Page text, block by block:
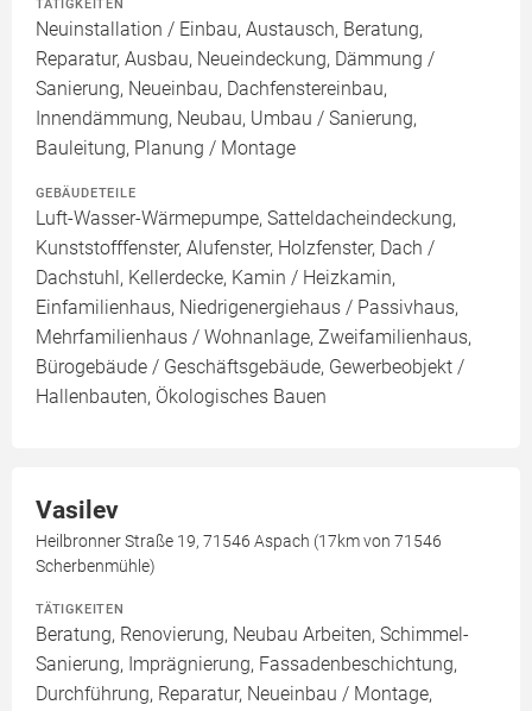
TÄTIGKEITEN
Neuinstallation / Einbau, Austausch, Beratung,
Reparatur, Ausbau, Neueindeckung, Dämmung /
Sanierung, Neueinbau, Dachfenstereinbau,
Innendämmung, Neubau, Umbau / Sanierung,
Bauleitung, Planung / Montage
GEBÄUDETEILE
Luft-Wasser-Wärmepumpe, Satteldacheindeckung,
Kunststofffenster, Alufenster, Holzfenster, Dach /
Dachstuhl, Kellerdecke, Kamin / Heizkamin,
Einfamilienhaus, Niedrigenergiehaus / Passivhaus,
Mehrfamilienhaus / Wohnanlage, Zweifamilienhaus,
Bürogebäude / Geschäftsgebäude, Gewerbeobjekt /
Hallenbauten, Ökologisches Bauen
Vasilev
Heilbronner Straße 19, 71546 Aspach (17km von 71546
Scherbenmühle)
TÄTIGKEITEN
Beratung, Renovierung, Neubau Arbeiten, Schimmel-
Sanierung, Imprägnierung, Fassadenbeschichtung,
Durchführung, Reparatur, Neueinbau / Montage,